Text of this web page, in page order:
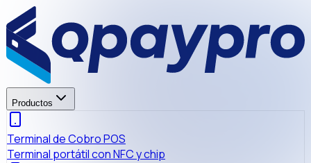
Productos
Terminal de Cobro POS
Terminal portátil con NFC y chip